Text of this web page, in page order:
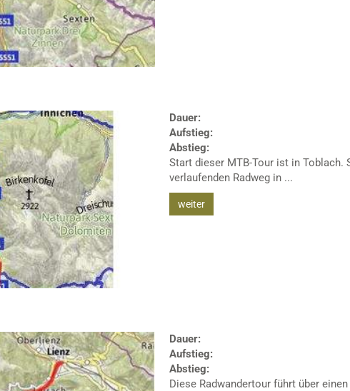
Dauer:
Aufstieg:
Abstieg:
Start dieser MTB-Tour ist in Toblach.
verlaufenden Radweg in ...
weiter
Dauer:
Aufstieg:
Abstieg:
Diese Radwandertour führt über